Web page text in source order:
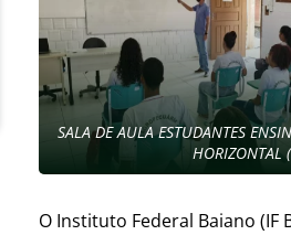
SALA DE AULA ESTUDANTES
HORIZONTAL
O Instituto Federal Baiano (IF